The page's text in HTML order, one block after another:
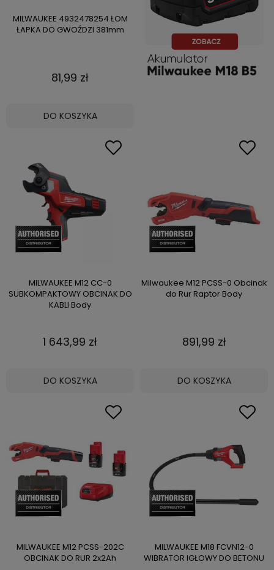
MILWAUKEE 4932478254 ŁOM
ŁAPKA DO GWOŹDZI 381mm
81,99 zł
DO KOSZYKA
MILWAUKEE M12 CC-0
SUBKOMPAKTOWY OBCINAK DO
KABLI Body
1 643,99 zł
DO KOSZYKA
Milwaukee M12 PCSS-0 Obcinak
do Rur Raptor Body
891,99 zł
DO KOSZYKA
MILWAUKEE M12 PCSS-202C
OBCINAK DO RUR 2x2Ah
MILWAUKEE M18 FCVN12-0
WIBRATOR IGŁOWY DO BETONU